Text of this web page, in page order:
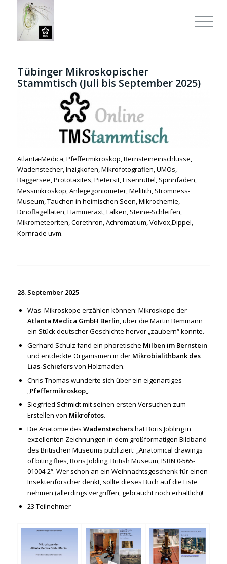
Tübinger Mikroskopischer
Stammtisch (Juli bis September 2025)
Atlanta-Medica, Pfeffermikroskop, Bernsteineinschlüsse,
Wadenstecher, Inzigkofen, Mikrofotografien, UMOs,
Baggersee, Prototaxites, Pietersit, Eisenrüttel, Spinnfäden,
Messmikroskop, Anlegegoniometer, Melitith, Stromness-
Museum, Tauchen in heimischen Seen, Mikrochemie,
Dinoflagellaten, Hammeraxt, Falken, Steine-Schleifen,
Mikrometeoriten, Corethron, Achromatium, Volvox,Dippel,
Kornrade uvm.
28. September 2025
Was Mikroskope erzählen können: Mikroskope der
Atlanta Medica GmbH Berlin, über die Martin Bemmann
ein Stück deutscher Geschichte hervor „zaubern“ konnte.
Gerhard Schulz fand ein phoretische Milben im Bernstein
und entdeckte Organismen in der Mikrobialithbank des
Lias-Schiefersvon Holzmaden.
Chris Thomas wunderte sich über ein eigenartiges
„Pfeffermikroskop„.
Siegfried Schmidt mit seinen ersten Versuchen zum
Erstellen von Mikrofotos.
Die Anatomie des Wadenstechershat Boris Jobling in
exzellenten Zeichnungen in dem großformatigen Bildband
des Britischen Museums publiziert: „Anatomical drawings
of biting flies, Boris Jobling, British Museum, ISBN 0-565-
01004-2“. Wer schon an ein Weihnachtsgeschenk für einen
Insektenforscher denkt, sollte dieses Buch auf die Liste
nehmen (allerdings vergriffen, gebraucht noch erhältlich)!
23 Teilnehmer